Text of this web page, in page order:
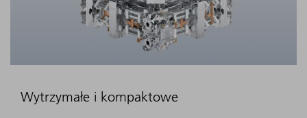
Wytrzymałe i kompaktowe